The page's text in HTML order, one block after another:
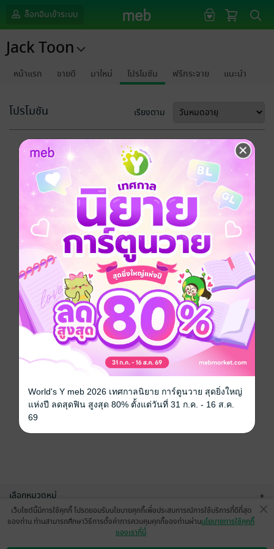
ล็อกอินเข้าระบบ
Jack Toon
หน้าแรก ขายดี มาใหม่ โปรโมชัน ฟรีกระจาย แนะนำ
โปรโมชัน เรียงตาม
ขออภัยด้วยนะคะ
ไม่พบข้อมูลในหัวข้อที่คุณกำลังชมค่ะ
เลือกหมวดหมู่ +
บริการช่วยเหลือ
เว็บไซต์นี้มีการใช้คุกกี้ โปรดยอมรับนโยบายคุกกี้เพื่อประสบการณ์การใช้บริการที่ดีที่สุด
ของท่าน ท่านสามารถศึกษาวิธีการตั้งค่าการควบคุมคุกกี้ของท่านผ่านนโยบายการใช้คุกกี้
ของเราที่นี่
World's Y meb 2026 เทศกาลนิยาย การ์ตูนวาย สุดยิ่งใหญ่
แห่งปี ลดสุดฟิน สูงสุด 80% ตั้งแต่วันที่ 31 ก.ค. - 16 ส.ค.
69